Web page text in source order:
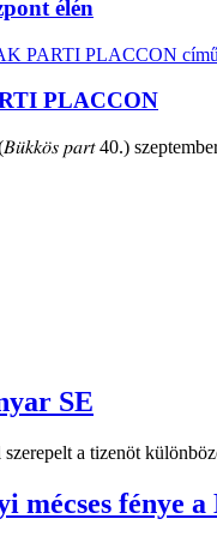
élén
PLACCON
𝑝𝑎𝑟𝑡 40.) szeptember
SE
a tizenöt
mécses fénye a